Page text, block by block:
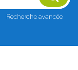
Recherche avancée